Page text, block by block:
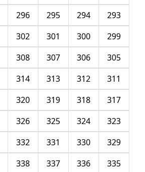
293
294
295
296
299
300
301
302
305
306
307
308
311
312
313
314
317
318
319
320
323
324
325
326
329
330
331
332
335
336
337
338